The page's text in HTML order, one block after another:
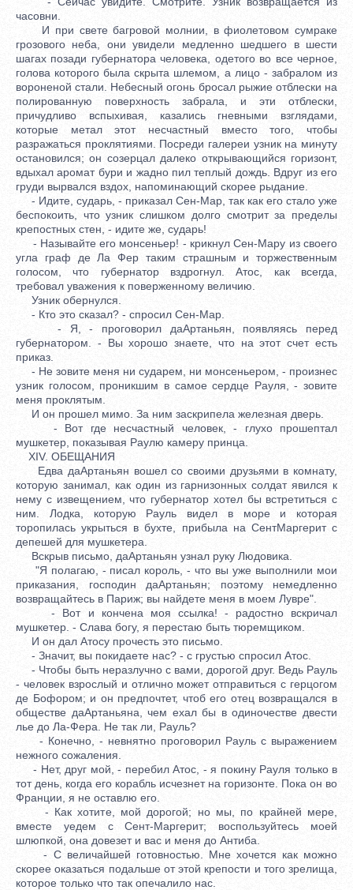
часовни.
И при свете багровой молнии, в фиолетовом сумраке
грозового неба, они увидели медленно шедшего в шести
шагах позади губернатора человека, одетого во все черное,
голова которого была скрыта шлемом, а лицо - забралом из
вороненой стали. Небесный огонь бросал рыжие отблески на
полированную поверхность забрала, и эти отблески,
причудливо вспыхивая, казались гневными взглядами,
которые метал этот несчастный вместо того, чтобы
разражаться проклятиями. Посреди галереи узник на минуту
остановился; он созерцал далеко открывающийся горизонт,
вдыхал аромат бури и жадно пил теплый дождь. Вдруг из его
груди вырвался вздох, напоминающий скорее рыдание.
- Идите, сударь, - приказал Сен-Мар, так как его стало уже
беспокоить, что узник слишком долго смотрит за пределы
крепостных стен, - идите же, сударь!
- Называйте его монсеньер! - крикнул Сен-Мару из своего
угла граф де Ла Фер таким страшным и торжественным
голосом, что губернатор вздрогнул. Атос, как всегда,
требовал уважения к поверженному величию.
Узник обернулся.
- Кто это сказал? - спросил Сен-Мар.
- Я, - проговорил даАртаньян, появляясь перед
губернатором. - Вы хорошо знаете, что на этот счет есть
приказ.
- Не зовите меня ни сударем, ни монсеньером, - произнес
узник голосом, проникшим в самое сердце Рауля, - зовите
меня проклятым.
И он прошел мимо. За ним заскрипела железная дверь.
- Вот где несчастный человек, - глухо прошептал
мушкетер, показывая Раулю камеру принца.
XIV. ОБЕЩАНИЯ
Едва даАртаньян вошел со своими друзьями в комнату,
которую занимал, как один из гарнизонных солдат явился к
нему с извещением, что губернатор хотел бы встретиться с
ним. Лодка, которую Рауль видел в море и которая
торопилась укрыться в бухте, прибыла на СентМаргерит с
депешей для мушкетера.
Вскрыв письмо, даАртаньян узнал руку Людовика.
"Я полагаю, - писал король, - что вы уже выполнили мои
приказания, господин даАртаньян; поэтому немедленно
возвращайтесь в Париж; вы найдете меня в моем Лувре".
- Вот и кончена моя ссылка! - радостно вскричал
мушкетер. - Слава богу, я перестаю быть тюремщиком.
И он дал Атосу прочесть это письмо.
- Значит, вы покидаете нас? - с грустью спросил Атос.
- Чтобы быть неразлучно с вами, дорогой друг. Ведь Рауль
- человек взрослый и отлично может отправиться с герцогом
де Бофором; и он предпочтет, чтоб его отец возвращался в
обществе даАртаньяна, чем ехал бы в одиночестве двести
лье до Ла-Фера. Не так ли, Рауль?
- Конечно, - невнятно проговорил Рауль с выражением
нежного сожаления.
- Нет, друг мой, - перебил Атос, - я покину Рауля только в
тот день, когда его корабль исчезнет на горизонте. Пока он во
Франции, я не оставлю его.
- Как хотите, мой дорогой; но мы, по крайней мере,
вместе уедем с Сент-Маргерит; воспользуйтесь моей
шлюпкой, она довезет и вас и меня до Антиба.
- С величайшей готовностью. Мне хочется как можно
скорее оказаться подальше от этой крепости и того зрелища,
которое только что так опечалило нас.